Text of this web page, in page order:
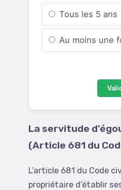
Tous les 5 ans
Au moins une
La servitude
(Article 681 du
L’article 681 du Code
propriétaire d’établir